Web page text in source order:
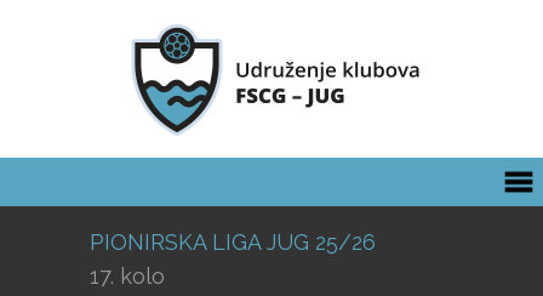
PIONIRSKA LIGA JUG 25/26
17. kolo